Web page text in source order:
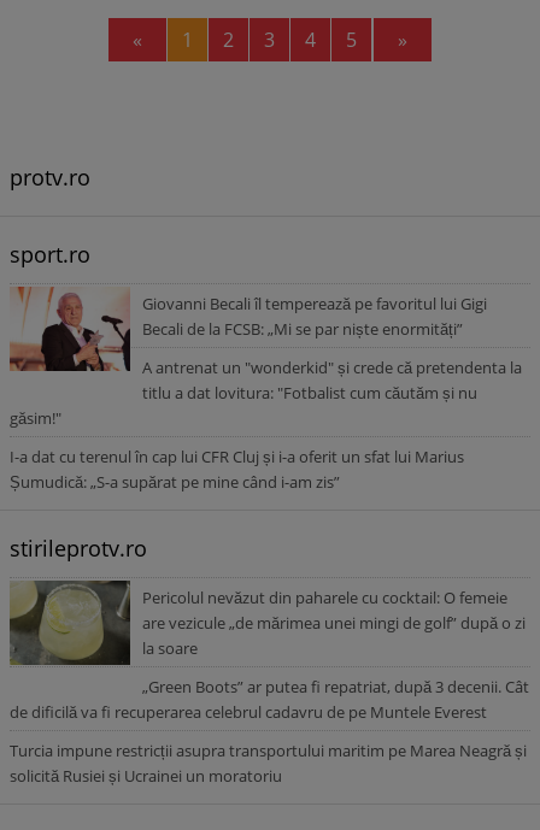
« Previous
1 2 3 4 5 »
protv.ro
sport.ro
Giovanni Becali îl temperează pe favoritul lui Gigi
Becali de la FCSB: „Mi se par niște enormități”
A antrenat un "wonderkid" și crede că pretendenta la
titlu a dat lovitura: "Fotbalist cum căutăm și nu
găsim!"
I-a dat cu terenul în cap lui CFR Cluj și i-a oferit un sfat lui Marius
Șumudică: „S-a supărat pe mine când i-am zis”
stirileprotv.ro
Pericolul nevăzut din paharele cu cocktail: O femeie
are vezicule „de mărimea unei mingi de golf” după o zi
la soare
„Green Boots” ar putea fi repatriat, după 3 decenii. Cât
de dificilă va fi recuperarea celebrul cadavru de pe Muntele Everest
Turcia impune restricții asupra transportului maritim pe Marea Neagră și
solicită Rusiei și Ucrainei un moratoriu